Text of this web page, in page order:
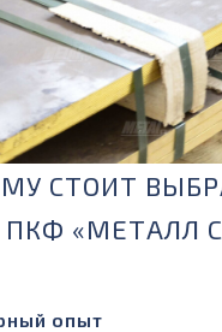
СТОИТ
ПКФ «МЕТАЛЛ
опыт